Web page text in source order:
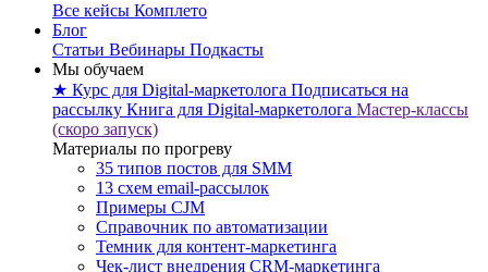
Все кейсы Комплето
Блог
Статьи Вебинары Подкасты
Мы обучаем
★ Курс для Digital-маркетолога Подписаться на
рассылку Книга для Digital-маркетолога Мастер-классы
(скоро запуск)
Материалы по прогреву
35 типов постов для SMM
13 схем email-рассылок
Примеры CJM
Справочник по автоматизации
Темник для контент-маркетинга
Чек-лист внедрения CRM-маркетинга